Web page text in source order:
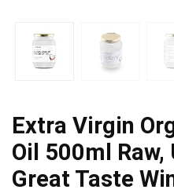
Extra Virgin
Oil 500ml Raw,
Great Taste